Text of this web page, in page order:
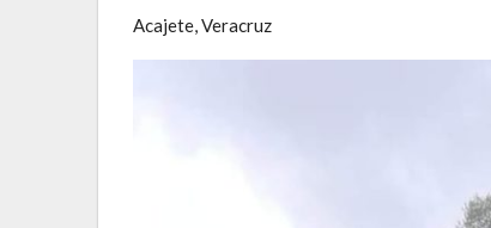
Acajete, Veracruz